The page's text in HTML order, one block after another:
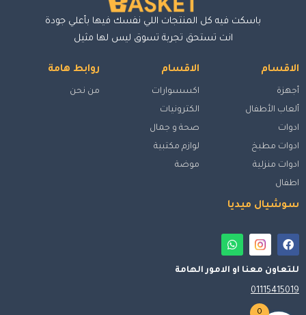
باسكت فيه كل المنتجات اللي نفسك فيها بأعلي جودة
انت تستحق تجربة تسوق ليس لها مثيل
الاقسام
أجهزة
ألعاب الأطفال
ادوات
ادوات مطبخ
ادوات منزلية
اطفال
الاقسام
اكسسوارات
الكترونيات
صحة و جمال
لوازم مكتبية
موضة
روابط هامة
من نحن
سوشيال ميديا
للتعاون معنا او الامور الهامة
01115415019
0